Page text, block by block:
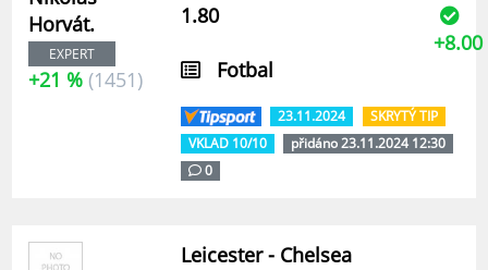
Horvát.
EXPERT
+21 % (1451)
1.80
Fotbal
+8.00
23.11.2024
SKRYTÝ TIP
VKLAD 10/10
přidáno 23.11.2024 12:30
0
Leicester - Chelsea